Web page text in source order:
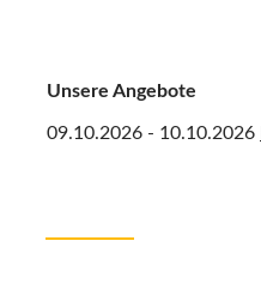
Unsere Angebote
09.10.2026 - 10.10.2026